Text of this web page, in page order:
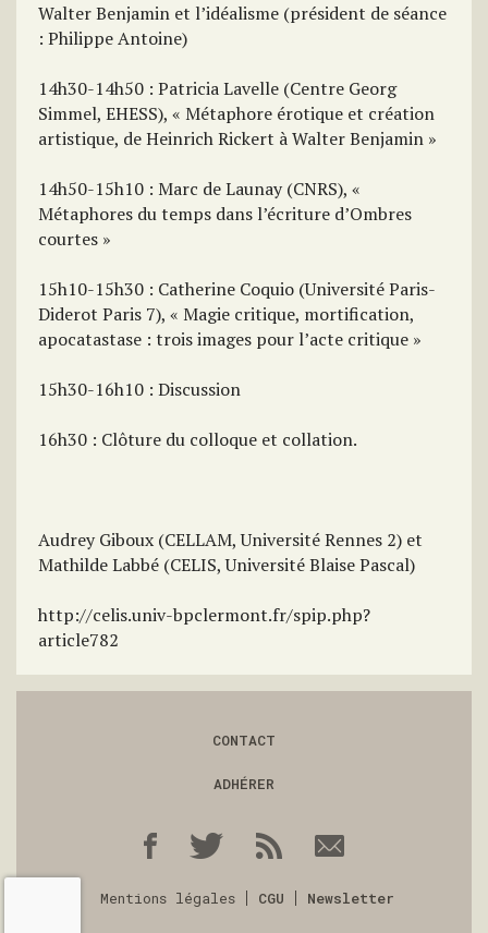
Walter Benjamin et l’idéalisme (président de séance
: Philippe Antoine)
14h30-14h50 : Patricia Lavelle (Centre Georg
Simmel, EHESS), « Métaphore érotique et création
artistique, de Heinrich Rickert à Walter Benjamin »
14h50-15h10 : Marc de Launay (CNRS), «
Métaphores du temps dans l’écriture d’Ombres
courtes »
15h10-15h30 : Catherine Coquio (Université Paris-
Diderot Paris 7), « Magie critique, mortification,
apocatastase : trois images pour l’acte critique »
15h30-16h10 : Discussion
16h30 : Clôture du colloque et collation.
Audrey Giboux (CELLAM, Université Rennes 2) et
Mathilde Labbé (CELIS, Université Blaise Pascal)
http://celis.univ-bpclermont.fr/spip.php?
article782
CONTACT
ADHÉRER
Mentions légales CGU Newsletter